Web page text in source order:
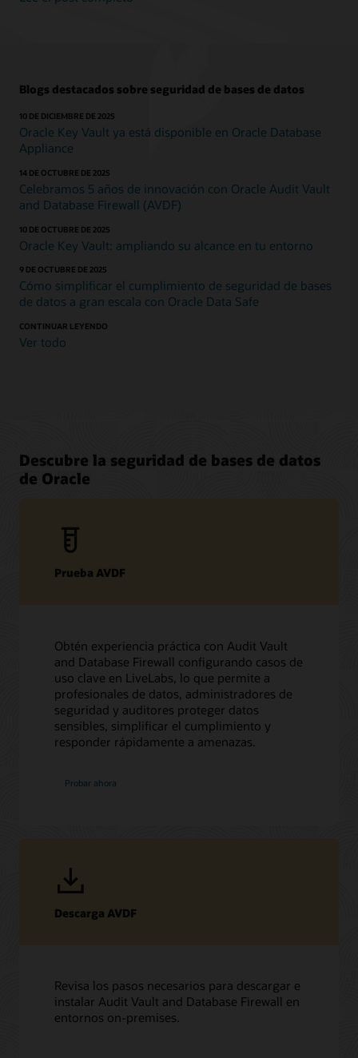
Blogs destacados sobre seguridad de bases de datos
10 DE DICIEMBRE DE 2025
Oracle Key Vault ya está disponible en Oracle Database
Appliance
14 DE OCTUBRE DE 2025
Celebramos 5 años de innovación con Oracle Audit Vault
and Database Firewall (AVDF)
10 DE OCTUBRE DE 2025
Oracle Key Vault: ampliando su alcance en tu entorno
9 DE OCTUBRE DE 2025
Cómo simplificar el cumplimiento de seguridad de bases
de datos a gran escala con Oracle Data Safe
CONTINUAR LEYENDO
Ver todo
Descubre la seguridad de bases de datos
de Oracle
Prueba AVDF
Obtén experiencia práctica con Audit Vault
and Database Firewall configurando casos de
uso clave en LiveLabs, lo que permite a
profesionales de datos, administradores de
seguridad y auditores proteger datos
sensibles, simplificar el cumplimiento y
responder rápidamente a amenazas.
Probar ahora
Descarga AVDF
Revisa los pasos necesarios para descargar e
instalar Audit Vault and Database Firewall en
entornos on-premises.